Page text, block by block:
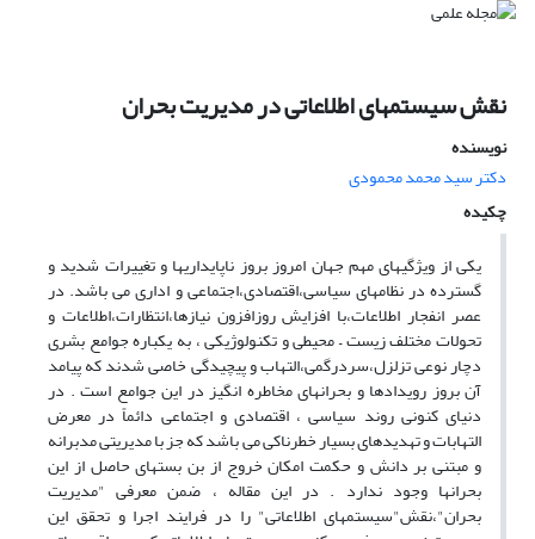
نقش سیستمهای اطلاعاتی در مدیریت بحران
نویسنده
دکتر سید محمد محمودی
چکیده
یکی از ویژگیهای مهم جهان امروز بروز ناپایداریها و تغییرات شدید و
گسترده در نظامهای سیاسی،اقتصادی،اجتماعی و اداری می باشد. در
عصر انفجار اطلاعات،با افزایش روزافزون نیازها،انتظارات،اطلاعات و
تحولات مختلف زیست – محیطی و تکنولوژیکی ، به یکباره جوامع بشری
دچار نوعی تزلزل،سردرگمی،التهاب و پیچیدگی خاصی شدند که پیامد
آن بروز رویدادها و بحرانهای مخاطره انگیز در این جوامع است . در
دنیای کنونی روند سیاسی ، اقتصادی و اجتماعی دائماً در معرض
التهابات و تهدیدهای بسیار خطرناکی می باشد که جز با مدیریتی مدبرانه
و مبتنی بر دانش و حکمت امکان خروج از بن بستهای حاصل از این
بحرانها وجود ندارد . در این مقاله ، ضمن معرفی "مدیریت
بحران"،نقش"سیستمهای اطلاعاتی" را در فرایند اجرا و تحقق این